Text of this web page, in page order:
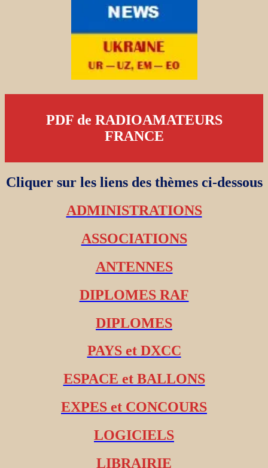
PDF de RADIOAMATEURS
FRANCE
Cliquer sur les liens des thèmes ci-dessous
ADMINISTRATIONS
ASSOCIATIONS
ANTENNES
DIPLOMES RAF
DIPLOMES
PAYS et DXCC
ESPACE et BALLONS
EXPES et CONCOURS
LOGICIELS
LIBRAIRIE